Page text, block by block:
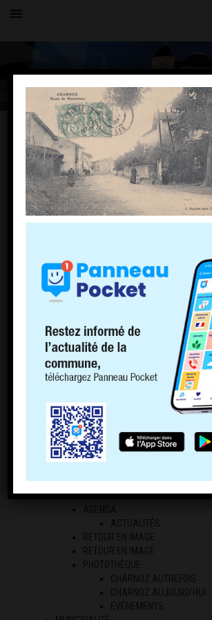
OK
PAGES
PLU
LE VILLAGE
HISTOIRE
COMMERCE
COMPTOIR DE CHARNOZ
LES PROFESSIONNELS
LES AGRICULTEURS
ARRÊTES DE
CHIENS DANGEREUX
NUISANCES SONORES
ENTRETIEN DES HAIES ET
CANINES
AFFOUAGES
CHASSE ET PÊCHE
ACCES A LA RIVIERE
ACTUALITÉS
RETOUR EN IMAGE
RETOUR EN IMAGE
PHOTOTHÈQUE
CHARNOZ AUTREFOIS
CHARNOZ AUJOURD’HUI
EVÉNEMENTS